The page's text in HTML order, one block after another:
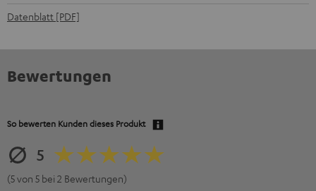
Datenblatt [PDF]
Bewertungen
So bewerten Kunden dieses Produkt
5
(5 von 5 bei 2 Bewertungen)